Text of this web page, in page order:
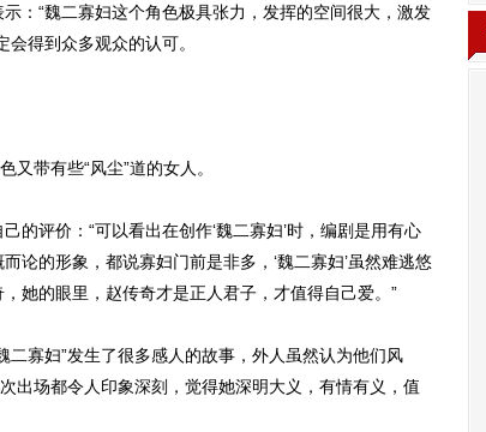
：“魏二寡妇这个角色极具张力，发挥的空间很大，激发
得到众多观众的认可。
带有些“风尘”道的女人。
评价：“可以看出在创作‘魏二寡妇’时，编剧是用有心
论的形象，都说寡妇门前是非多，‘魏二寡妇’虽然难逃悠
她的眼里，赵传奇才是正人君子，才值得自己爱。”
寡妇”发生了很多感人的故事，外人虽然认为他们风
出场都令人印象深刻，觉得她深明大义，有情有义，值